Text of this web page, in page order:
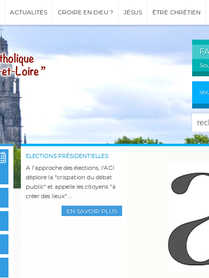
ACTUALITÉS CROIRE EN DIEU ? JÉSUS ÊTRE CHRÉTIEN
ELECTIONS PRÉSIDENTIELLES
A l'approche des élections, l'ACI
déplore la "crispation du débat
public" et appelle les citoyens "à
créer des lieux" ...
EN SAVOIR PLUS
COMMUNIQUÉ
INCENDIES - COMMUNIQUÉ DE LA
CEF
EN SAVOIR PLUS
L'ÉTÉ À NOTRE-DAME DU LAUS
EN SAVOIR PLUS
RCF À L'HEURE D'ÉTÉ
ORDINATIONS DIACONALES
EN SAVOIR PLUS
PARCOURS SPIRITUEL 2026